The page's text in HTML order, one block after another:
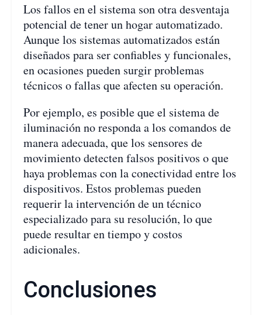
Los fallos en el sistema son otra desventaja
potencial de tener un hogar automatizado.
Aunque los sistemas automatizados están
diseñados para ser confiables y funcionales,
en ocasiones pueden surgir problemas
técnicos o fallas que afecten su operación.
Por ejemplo, es posible que el sistema de
iluminación no responda a los comandos de
manera adecuada, que los sensores de
movimiento detecten falsos positivos o que
haya problemas con la conectividad entre los
dispositivos. Estos problemas pueden
requerir la intervención de un técnico
especializado para su resolución, lo que
puede resultar en tiempo y costos
adicionales.
Conclusiones